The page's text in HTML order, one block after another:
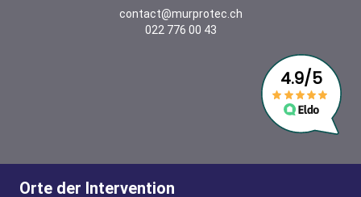
contact@murprotec.ch
022 776 00 43
Orte der Intervention